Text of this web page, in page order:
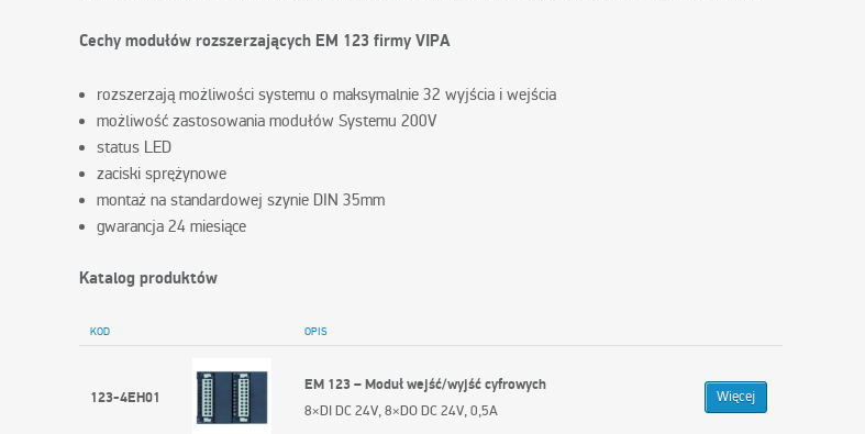
Cechy modułów rozszerzających EM 123 firmy VIPA
rozszerzają możliwości systemu o maksymalnie 32 wyjścia i wejścia
możliwość zastosowania modułów Systemu 200V
status LED
zaciski sprężynowe
montaż na standardowej szynie DIN 35mm
gwarancja 24 miesiące
Katalog produktów
KOD OPIS
123-4EH01
EM 123 – Moduł wejść/wyjść cyfrowych
8×DI DC 24V, 8×DO DC 24V, 0,5A
Więcej